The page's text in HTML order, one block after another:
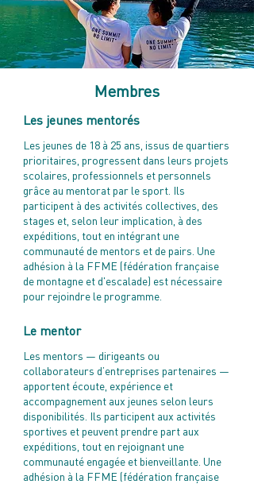
Membres
Les jeunes mentorés
Les jeunes de 18 à 25 ans, issus de quartiers
prioritaires, progressent dans leurs projets
scolaires, professionnels et personnels
grâce au mentorat par le sport. Ils
participent à des activités collectives, des
stages et, selon leur implication, à des
expéditions, tout en intégrant une
communauté de mentors et de pairs. Une
adhésion à la FFME (fédération française
de montagne et d'escalade) est nécessaire
pour rejoindre le programme.
Le mentor
Les mentors — dirigeants ou
collaborateurs d’entreprises partenaires —
apportent écoute, expérience et
accompagnement aux jeunes selon leurs
disponibilités. Ils participent aux activités
sportives et peuvent prendre part aux
expéditions, tout en rejoignant une
communauté engagée et bienveillante. Une
adhésion à la FFME (fédération française